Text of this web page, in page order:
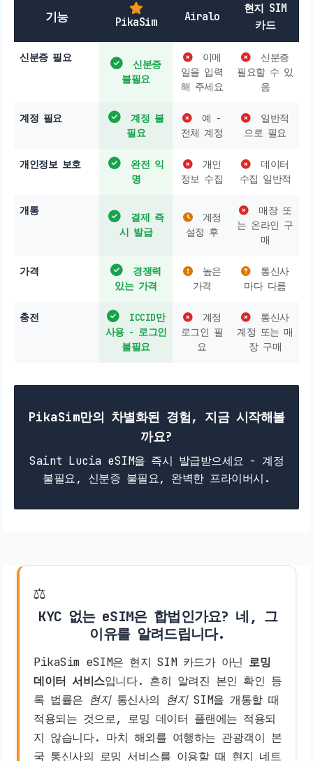
기능 PikaSim Airalo
현지 SIM
카드
신분증 필요
신분증
불필요
이메
일을 입력
해 주세요
신분증
필요할 수 있
음
계정 필요
계정 불
필요
예 -
전체 계정
일반적
으로 필요
개인정보 보호
완전 익
명
개인
정보 수집
데이터
수집 일반적
개통
결제 즉
시 발급
계정
설정 후
매장 또
는 온라인 구
매
가격
경쟁력
있는 가격
높은
가격
통신사
마다 다름
충전
ICCID만
사용 - 로그인
불필요
계정
로그인 필
요
통신사
계정 또는 매
장 구매
PikaSim만의 차별화된 경험, 지금 시작해볼
까요?
Saint Lucia eSIM을 즉시 발급받으세요 - 계정
불필요, 신분증 불필요, 완벽한 프라이버시.
⚖️
KYC 없는 eSIM은 합법인가요? 네, 그
이유를 알려드립니다.
PikaSim eSIM은 현지 SIM 카드가 아닌 로밍
데이터 서비스입니다. 흔히 알려진 본인 확인 등
록 법률은 현지통신사의 현지SIM을 개통할 때
적용되는 것으로, 로밍 데이터 플랜에는 적용되
지 않습니다. 마치 해외를 여행하는 관광객이 본
국 통신사의 로밍 서비스를 이용할 때 현지 네트